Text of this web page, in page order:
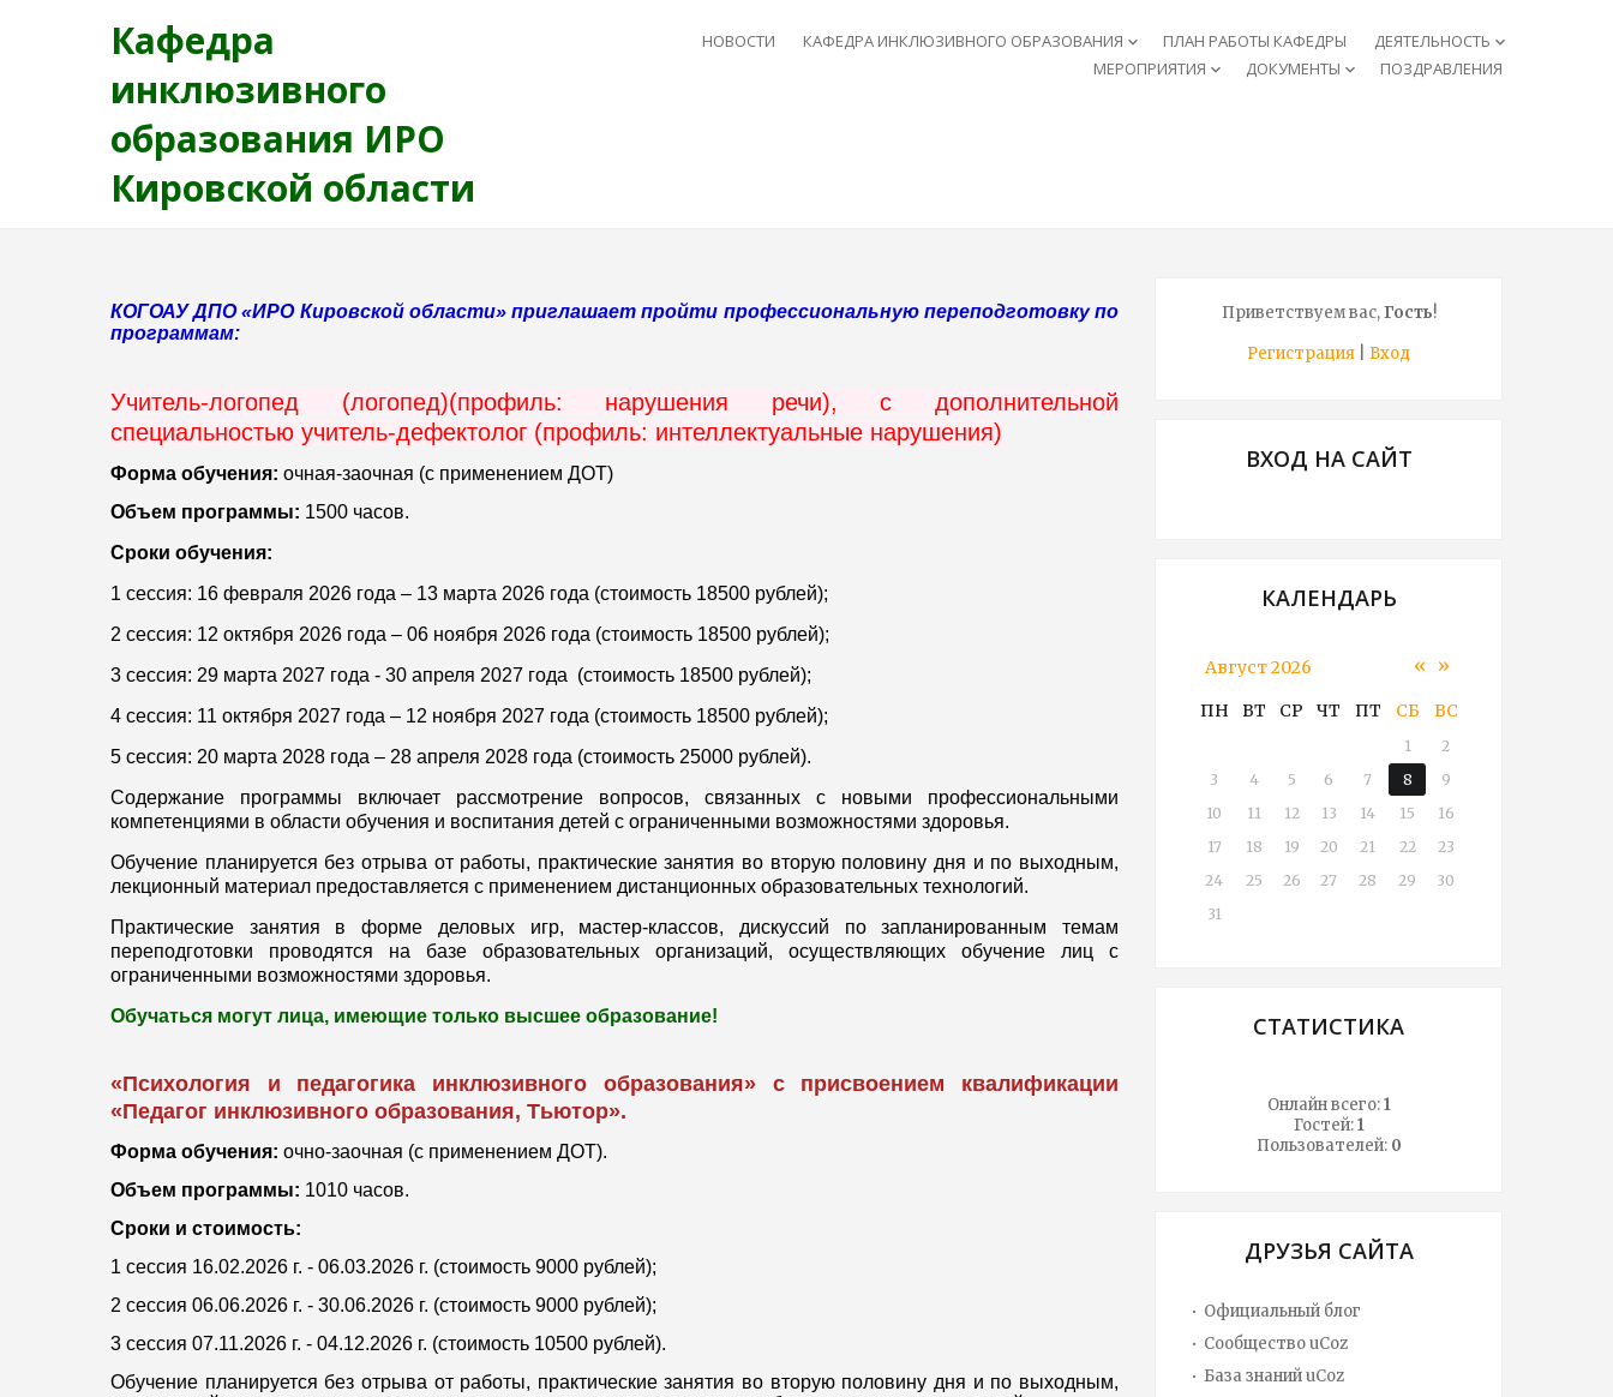
Кафедра
инклюзивного
образования ИРО
Кировской области
НОВОСТИ КАФЕДРА ИНКЛЮЗИВНОГО ОБРАЗОВАНИЯ keyboard_arrow_down ПЛАН РАБОТЫ КАФЕДРЫ ДЕЯТЕЛЬНОСТЬ keyboard_arrow_down
МЕРОПРИЯТИЯ keyboard_arrow_down ДОКУМЕНТЫ keyboard_arrow_down ПОЗДРАВЛЕНИЯ
КОГОАУ ДПО «ИРО Кировской области» приглашает пройти профессиональную переподготовку по
программам:
Учитель-логопед (логопед)(профиль: нарушения речи), с дополнительной
специальностью учитель-дефектолог (профиль: интеллектуальные нарушения)
Форма обучения: очная-заочная (с применением ДОТ)
Объем программы: 1500 часов.
Сроки обучения:
1 сессия: 16 февраля 2026 года – 13 марта 2026 года (стоимость 18500 рублей);
2 сессия: 12 октября 2026 года – 06 ноября 2026 года (стоимость 18500 рублей);
3 сессия: 29 марта 2027 года - 30 апреля 2027 года (стоимость 18500 рублей);
4 сессия: 11 октября 2027 года – 12 ноября 2027 года (стоимость 18500 рублей);
5 сессия: 20 марта 2028 года – 28 апреля 2028 года (стоимость 25000 рублей).
Содержание программы включает рассмотрение вопросов, связанных с новыми профессиональными
компетенциями в области обучения и воспитания детей с ограниченными возможностями здоровья.
Обучение планируется без отрыва от работы, практические занятия во вторую половину дня и по выходным,
лекционный материал предоставляется с применением дистанционных образовательных технологий.
Практические занятия в форме деловых игр, мастер-классов, дискуссий по запланированным темам
переподготовки проводятся на базе образовательных организаций, осуществляющих обучение лиц с
ограниченными возможностями здоровья.
Обучаться могут лица, имеющие только высшее образование!
«Психология и педагогика инклюзивного образования» с присвоением квалификации
«Педагог инклюзивного образования, Тьютор».
Форма обучения: очно-заочная (с применением ДОТ).
Объем программы: 1010 часов.
Сроки и стоимость:
1 сессия 16.02.2026 г. - 06.03.2026 г. (стоимость 9000 рублей);
2 сессия 06.06.2026 г. - 30.06.2026 г. (стоимость 9000 рублей);
3 сессия 07.11.2026 г. - 04.12.2026 г. (стоимость 10500 рублей).
Обучение планируется без отрыва от работы, практические занятия во вторую половину дня и по выходным,
Приветствуем вас,Гость!
Регистрация
Вход
ВХОД НА САЙТ
КАЛЕНДАРЬ
«
Август 2026 »
ПН ВТ СР ЧТ ПТ СБ ВС
1
2
3
4 5 6 7 8
9
10
11 12 13 14 15
16
17
18 19 20 21 22
23
24
25 26 27 28 29
30
31
СТАТИСТИКА
Онлайн всего:1
Гостей:1
Пользователей: 0
ДРУЗЬЯ САЙТА
Официальный блог
Сообщество uCoz
База знаний uCoz